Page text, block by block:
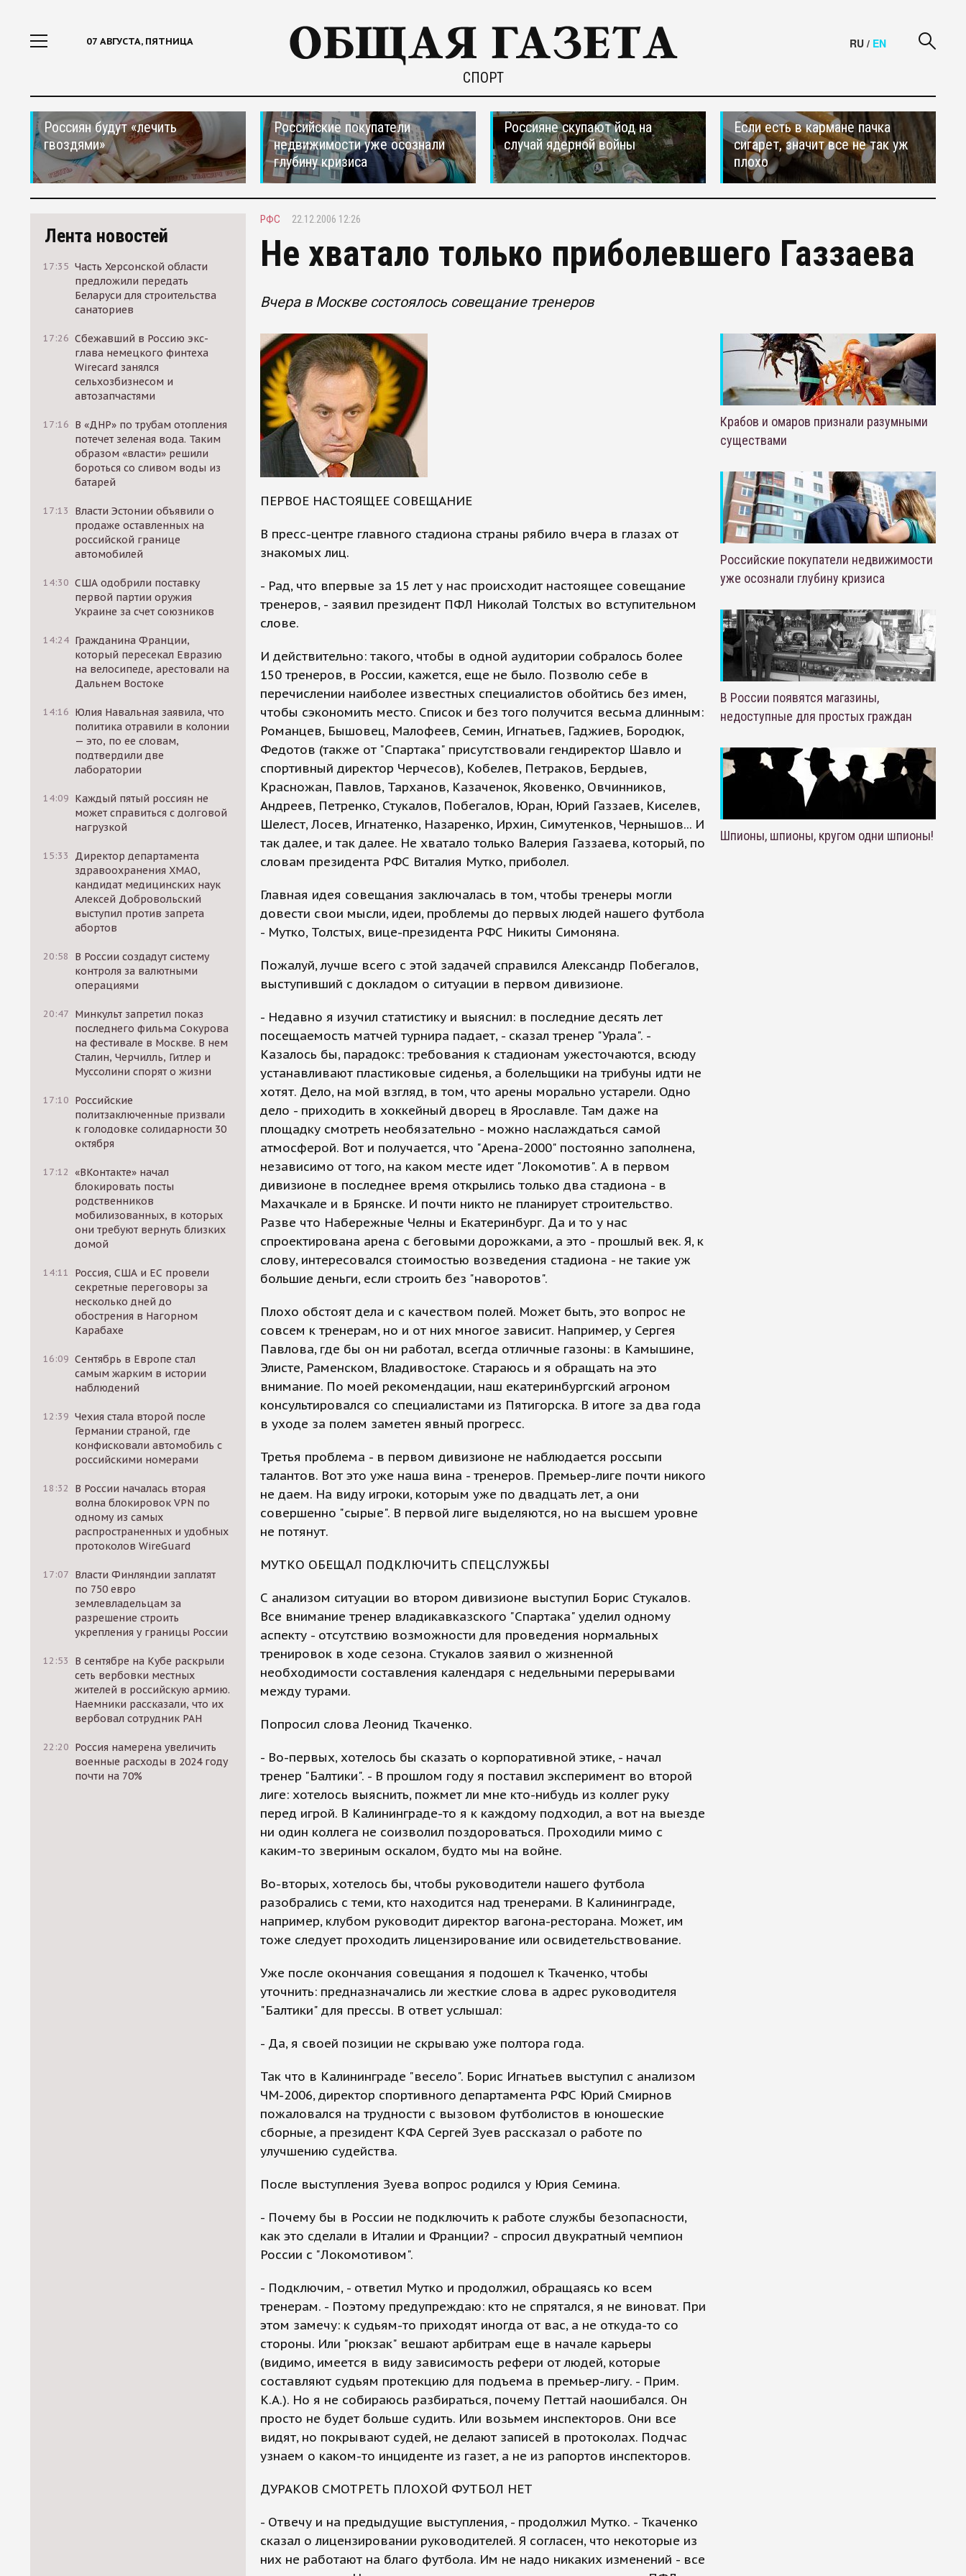
07 АВГУСТА, ПЯТНИЦА
СПОРТ
RU / EN
Россиян будут «лечить
гвоздями»
Российские покупатели
недвижимости уже осознали
глубину кризиса
Россияне скупают йод на
случай ядерной войны
Если есть в кармане пачка
сигарет, значит все не так уж
плохо
Лента новостей
17:35 Часть Херсонской области
предложили передать
Беларуси для строительства
санаториев
17:26 Сбежавший в Россию экс-
глава немецкого финтеха
Wirecard занялся
сельхозбизнесом и
автозапчастями
17:16 В «ДНР» по трубам отопления
потечет зеленая вода. Таким
образом «власти» решили
бороться со сливом воды из
батарей
17:13
Власти Эстонии объявили о
продаже оставленных на
российской границе
автомобилей
14:30 США одобрили поставку
первой партии оружия
Украине за счет союзников
14:24 Гражданина Франции,
который пересекал Евразию
на велосипеде, арестовали на
Дальнем Востоке
14:16 Юлия Навальная заявила, что
политика отравили в колонии
— это, по ее словам,
подтвердили две
лаборатории
14:09 Каждый пятый россиян не
может справиться с долговой
нагрузкой
15:33
Директор департамента
здравоохранения ХМАО,
кандидат медицинских наук
Алексей Добровольский
выступил против запрета
абортов
20:58
В России создадут систему
контроля за валютными
операциями
20:47 Минкульт запретил показ
последнего фильма Сокурова
на фестивале в Москве. В нем
Сталин, Черчилль, Гитлер и
Муссолини спорят о жизни
17:10 Российские
политзаключенные призвали
к голодовке солидарности 30
октября
17:12 «ВКонтакте» начал
блокировать посты
родственников
мобилизованных, в которых
они требуют вернуть близких
домой
14:11
Россия, США и ЕС провели
секретные переговоры за
несколько дней до
обострения в Нагорном
Карабахе
16:09 Сентябрь в Европе стал
самым жарким в истории
наблюдений
12:39 Чехия стала второй после
Германии страной, где
конфисковали автомобиль с
российскими номерами
18:32
В России началась вторая
волна блокировок VPN по
одному из самых
распространенных и удобных
протоколов WireGuard
17:07 Власти Финляндии заплатят
по 750 евро
землевладельцам за
разрешение строить
укрепления у границы России
12:53
В сентябре на Кубе раскрыли
сеть вербовки местных
жителей в российскую армию.
Наемники рассказали, что их
вербовал сотрудник РАН
22:20 Россия намерена увеличить
военные расходы в 2024 году
почти на 70%
РФС 22.12.2006 12:26
Не хватало только приболевшего Газзаева
Вчера в Москве состоялось совещание тренеров
ПЕРВОЕ НАСТОЯЩЕЕ СОВЕЩАНИЕ
В пресс-центре главного стадиона страны рябило вчера в глазах от
знакомых лиц.
- Рад, что впервые за 15 лет у нас происходит настоящее совещание
тренеров, - заявил президент ПФЛ Николай Толстых во вступительном
слове.
И действительно: такого, чтобы в одной аудитории собралось более
150 тренеров, в России, кажется, еще не было. Позволю себе в
перечислении наиболее известных специалистов обойтись без имен,
чтобы сэкономить место. Список и без того получится весьма длинным:
Романцев, Бышовец, Малофеев, Семин, Игнатьев, Гаджиев, Бородюк,
Федотов (также от "Спартака" присутствовали гендиректор Шавло и
спортивный директор Черчесов), Кобелев, Петраков, Бердыев,
Красножан, Павлов, Тарханов, Казаченок, Яковенко, Овчинников,
Андреев, Петренко, Стукалов, Побегалов, Юран, Юрий Газзаев, Киселев,
Шелест, Лосев, Игнатенко, Назаренко, Ирхин, Симутенков, Чернышов... И
так далее, и так далее. Не хватало только Валерия Газзаева, который, по
словам президента РФС Виталия Мутко, приболел.
Главная идея совещания заключалась в том, чтобы тренеры могли
довести свои мысли, идеи, проблемы до первых людей нашего футбола
- Мутко, Толстых, вице-президента РФС Никиты Симоняна.
Пожалуй, лучше всего с этой задачей справился Александр Побегалов,
выступивший с докладом о ситуации в первом дивизионе.
- Недавно я изучил статистику и выяснил: в последние десять лет
посещаемость матчей турнира падает, - сказал тренер "Урала". -
Казалось бы, парадокс: требования к стадионам ужесточаются, всюду
устанавливают пластиковые сиденья, а болельщики на трибуны идти не
хотят. Дело, на мой взгляд, в том, что арены морально устарели. Одно
дело - приходить в хоккейный дворец в Ярославле. Там даже на
площадку смотреть необязательно - можно наслаждаться самой
атмосферой. Вот и получается, что "Арена-2000" постоянно заполнена,
независимо от того, на каком месте идет "Локомотив". А в первом
дивизионе в последнее время открылись только два стадиона - в
Махачкале и в Брянске. И почти никто не планирует строительство.
Разве что Набережные Челны и Екатеринбург. Да и то у нас
спроектирована арена с беговыми дорожками, а это - прошлый век. Я, к
слову, интересовался стоимостью возведения стадиона - не такие уж
большие деньги, если строить без "наворотов".
Плохо обстоят дела и с качеством полей. Может быть, это вопрос не
совсем к тренерам, но и от них многое зависит. Например, у Сергея
Павлова, где бы он ни работал, всегда отличные газоны: в Камышине,
Элисте, Раменском, Владивостоке. Стараюсь и я обращать на это
внимание. По моей рекомендации, наш екатеринбургский агроном
консультировался со специалистами из Пятигорска. В итоге за два года
в уходе за полем заметен явный прогресс.
Третья проблема - в первом дивизионе не наблюдается россыпи
талантов. Вот это уже наша вина - тренеров. Премьер-лиге почти никого
не даем. На виду игроки, которым уже по двадцать лет, а они
совершенно "сырые". В первой лиге выделяются, но на высшем уровне
не потянут.
МУТКО ОБЕЩАЛ ПОДКЛЮЧИТЬ СПЕЦСЛУЖБЫ
С анализом ситуации во втором дивизионе выступил Борис Стукалов.
Все внимание тренер владикавказского "Спартака" уделил одному
аспекту - отсутствию возможности для проведения нормальных
тренировок в ходе сезона. Стукалов заявил о жизненной
необходимости составления календаря с недельными перерывами
между турами.
Попросил слова Леонид Ткаченко.
- Во-первых, хотелось бы сказать о корпоративной этике, - начал
тренер "Балтики". - В прошлом году я поставил эксперимент во второй
лиге: хотелось выяснить, пожмет ли мне кто-нибудь из коллег руку
перед игрой. В Калининграде-то я к каждому подходил, а вот на выезде
ни один коллега не соизволил поздороваться. Проходили мимо с
каким-то звериным оскалом, будто мы на войне.
Во-вторых, хотелось бы, чтобы руководители нашего футбола
разобрались с теми, кто находится над тренерами. В Калининграде,
например, клубом руководит директор вагона-ресторана. Может, им
тоже следует проходить лицензирование или освидетельствование.
Уже после окончания совещания я подошел к Ткаченко, чтобы
уточнить: предназначались ли жесткие слова в адрес руководителя
"Балтики" для прессы. В ответ услышал:
- Да, я своей позиции не скрываю уже полтора года.
Так что в Калининграде "весело". Борис Игнатьев выступил с анализом
ЧМ-2006, директор спортивного департамента РФС Юрий Смирнов
пожаловался на трудности с вызовом футболистов в юношеские
сборные, а президент КФА Сергей Зуев рассказал о работе по
улучшению судейства.
После выступления Зуева вопрос родился у Юрия Семина.
- Почему бы в России не подключить к работе службы безопасности,
как это сделали в Италии и Франции? - спросил двукратный чемпион
России с "Локомотивом".
- Подключим, - ответил Мутко и продолжил, обращаясь ко всем
тренерам. - Поэтому предупреждаю: кто не спрятался, я не виноват. При
этом замечу: к судьям-то приходят иногда от вас, а не откуда-то со
стороны. Или "рюкзак" вешают арбитрам еще в начале карьеры
(видимо, имеется в виду зависимость рефери от людей, которые
составляют судьям протекцию для подъема в премьер-лигу. - Прим.
К.А.). Но я не собираюсь разбираться, почему Петтай наошибался. Он
просто не будет больше судить. Или возьмем инспекторов. Они все
видят, но покрывают судей, не делают записей в протоколах. Подчас
узнаем о каком-то инциденте из газет, а не из рапортов инспекторов.
ДУРАКОВ СМОТРЕТЬ ПЛОХОЙ ФУТБОЛ НЕТ
- Отвечу и на предыдущие выступления, - продолжил Мутко. - Ткаченко
сказал о лицензировании руководителей. Я согласен, что некоторые из
них не работают на благо футбола. Им не надо никаких изменений - все
Крабов и омаров признали разумными
существами
Российские покупатели недвижимости
уже осознали глубину кризиса
В России появятся магазины,
недоступные для простых граждан
Шпионы, шпионы, кругом одни шпионы!